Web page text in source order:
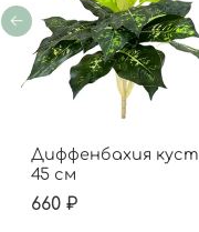
Диффенбахия куст
45 см
660 ₽